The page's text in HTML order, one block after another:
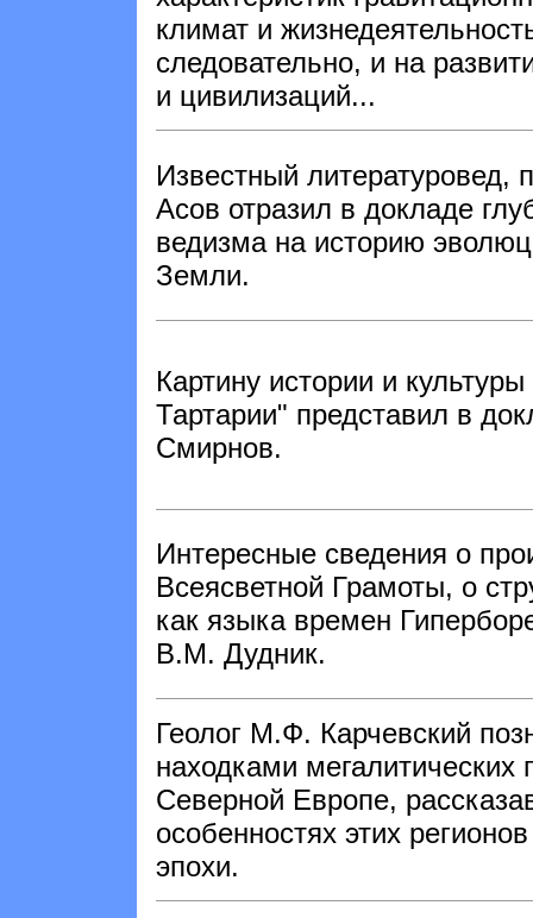
климат и
следовательно, и на
и цивилизаций...
Известный литературовед,
Асов отразил в докладе
ведизма на историю
Земли.
Картину истории и
Тартарии" представил в
Смирнов.
Интересные сведения о
Всеясветной Грамоты, о
как языка времен
В.М. Дудник.
Геолог М.Ф. Карчевский
находками мегалитических
Северной Европе,
особенностях этих
эпохи.